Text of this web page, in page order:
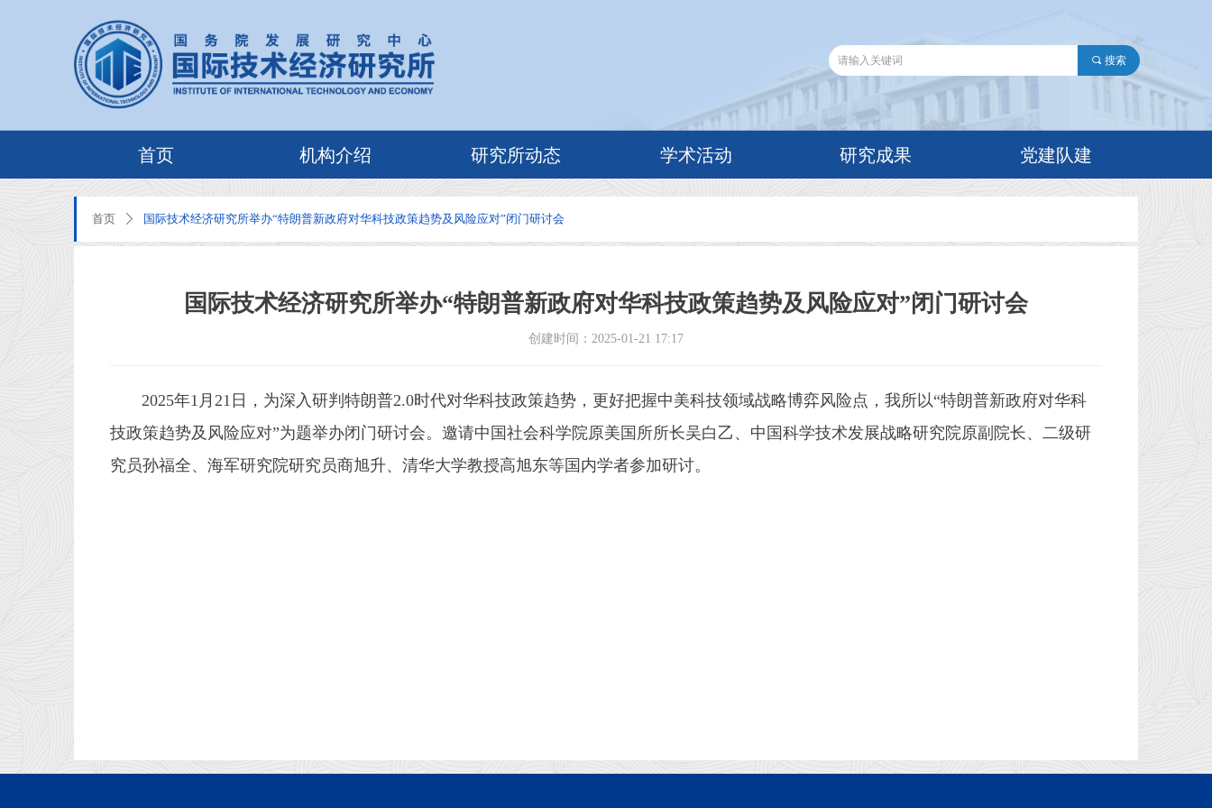
首页 机构介绍 研究所动态 学术活动 研究成果 党建队建
끠 搜索
首页 ꄲ 国际技术经济研究所举办“特朗普新政府对华科技政策趋势及风险应对”闭门研讨会
国际技术经济研究所举办“特朗普新政府对华科技政策趋势及风险应对”闭门研讨会
2025年1月21日，为深入研判特朗普2.0时代对华科技政策趋势，更好把握中美科技领域战略博弈风险点，我所以“特朗普新政府对华科
技政策趋势及风险应对”为题举办闭门研讨会。邀请中国社会科学院原美国所所长吴白乙、中国科学技术发展战略研究院原副院长、二级研
究员孙福全、海军研究院研究员商旭升、清华大学教授高旭东等国内学者参加研讨。
创建时间： 2025-01-21 17:17